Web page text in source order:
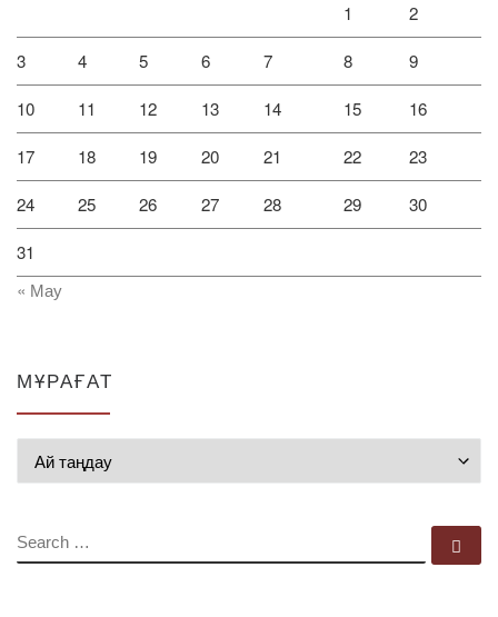
1 2
3 4 5 6 7 8 9
10 11 12 13 14 15 16
17 18 19 20 21 22 23
24 25 26 27 28 29 30
31
« Мау
МҰРАҒАТ
SEARCH